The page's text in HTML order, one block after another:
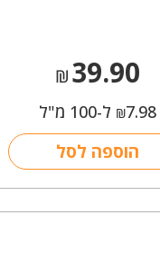
₪39.90
₪7.98 ל-100 מ"ל
הוספה לסל